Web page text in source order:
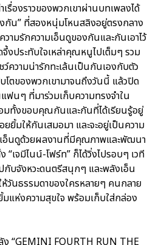
เรื่องราวของพวกเขาผ่านบทเพลงได้
งกัน” ที่สองหนุ่มโหนสลิงอยู่ตรงกลาง
มรักความเอ็นดูของกันและกันเอาไว้
งประทับใจเหล่าคุณหนูไปเต็มๆ รวม
ว์ความน่ารักทะเล้นเป็นกันเองกับตัว
ตของพวกเขามาจนถึงวันนี้ แล้วปิด
นๆ ที่มาร่วมเก็บความทรงจำใน
มทั้งขอบคุณกันและกันที่ได้เรียนรู้อยู่
ยิ้มให้กันเสมอมา และจะอยู่เป็นความ
อ็นดูด้วยผลงานที่มีคุณภาพและพัฒนา
เจมีไนน์-โฟร์ท” ก็ได้วิ่งไปรอบๆ เวที
บจังหวะดนตรีสนุกๆ และพลังเอ็น
นธรรมดาของใครหลายๆ คนกลาย
แห่งความสุขใจ พร้อมเก็บใส่กล่อง
“GEMINI FOURTH RUN THE